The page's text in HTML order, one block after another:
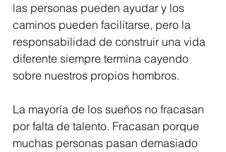
las personas pueden ayudar y los
caminos pueden facilitarse, pero la
responsabilidad de construir una vida
diferente siempre termina cayendo
sobre nuestros propios hombros.
La mayoría de los sueños no fracasan
por falta de talento. Fracasan porque
muchas personas pasan demasiado